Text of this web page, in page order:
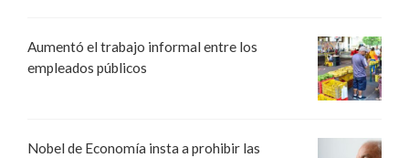
Aumentó el trabajo informal entre los
empleados públicos
Nobel de Economía insta a prohibir las